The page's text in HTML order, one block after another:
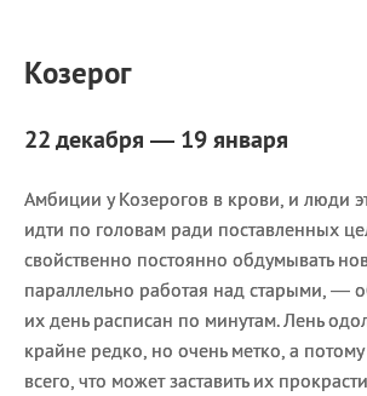
Козерог
22 декабря — 19 января
Амбиции у Козерогов в крови, и люди
идти по головам ради поставленных
свойственно постоянно обдумывать
параллельно работая над старыми, —
их день расписан по минутам. Лень
крайне редко, но очень метко, а
всего, что может заставить их